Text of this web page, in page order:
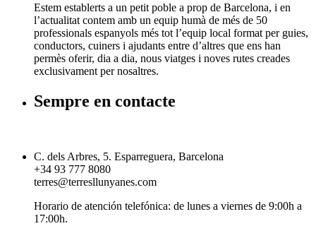
Estem establerts a un petit poble a prop de Barcelona, i en
l’actualitat contem amb un equip humà de més de 50
professionals espanyols més tot l’equip local format per guies,
conductors, cuiners i ajudants entre d’altres que ens han
permès oferir, dia a dia, nous viatges i noves rutes creades
exclusivament per nosaltres.
Sempre en contacte
C. dels Arbres, 5. Esparreguera, Barcelona
+34 93 777 8080
terres@terresllunyanes.com
Horario de atención telefónica: de lunes a viernes de 9:00h a
17:00h.